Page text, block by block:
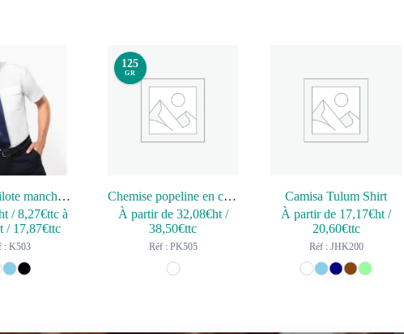
Chemise pilote manches courtes homme
/8,27€ttc à
/ 17,87€ttc
: K503
125
GR
Chemise popeline en coton Supima® homme
À partir de 32,08€ht/
38,50€ttc
Réf : PK505
Camisa Tulum Shirt
À partir de 17,17€ht /
20,60€ttc
Réf : JHK200